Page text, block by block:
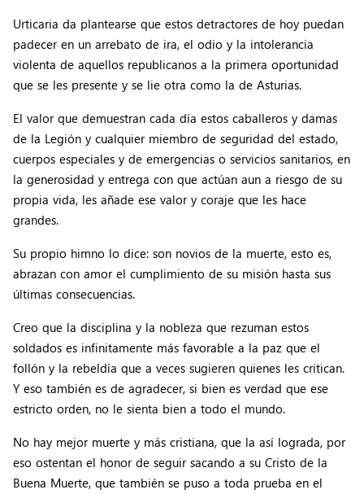
Urticaria da plantearse que estos detractores de hoy puedan
padecer en un arrebato de ira, el odio y la intolerancia
violenta de aquellos republicanos a la primera oportunidad
que se les presente y se lie otra como la de Asturias.
El valor que demuestran cada día estos caballeros y damas
de la Legión y cualquier miembro de seguridad del estado,
cuerpos especiales y de emergencias o servicios sanitarios, en
la generosidad y entrega con que actúan aun a riesgo de su
propia vida, les añade ese valor y coraje que les hace
grandes.
Su propio himno lo dice: son novios de la muerte, esto es,
abrazan con amor el cumplimiento de su misión hasta sus
últimas consecuencias.
Creo que la disciplina y la nobleza que rezuman estos
soldados es infinitamente más favorable a la paz que el
follón y la rebeldía que a veces sugieren quienes les critican.
Y eso también es de agradecer, si bien es verdad que ese
estricto orden, no le sienta bien a todo el mundo.
No hay mejor muerte y más cristiana, que la así lograda, por
eso ostentan el honor de seguir sacando a su Cristo de la
Buena Muerte, que también se puso a toda prueba en el